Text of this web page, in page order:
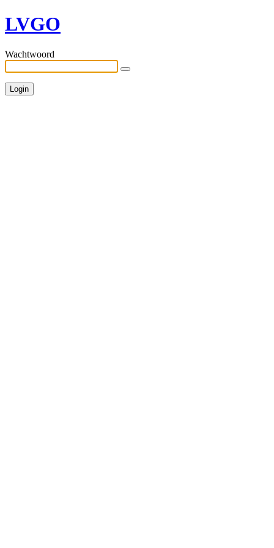
LVGO
Wachtwoord